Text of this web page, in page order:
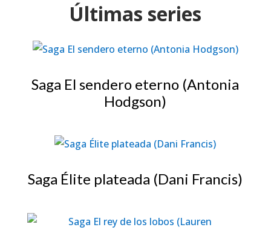
Últimas series
Saga El sendero eterno (Antonia
Hodgson)
Saga Élite plateada (Dani Francis)